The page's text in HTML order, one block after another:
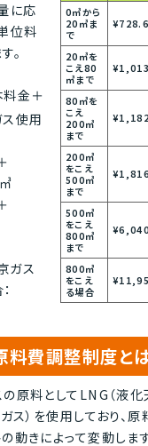
に応
位料
。
金＋
使用
ガス
0㎥から
20㎥ま
で
20㎥を
こえ80
㎥まで
80㎥を
こえ
200㎥
まで
200㎥
をこえ
500㎥
まで
500㎥
をこえ
800㎥
まで
800㎥
をこえ
る場合
料費調整制度と
原料としてLNG（液化
ス）を使用しており、
動きによって変動しま